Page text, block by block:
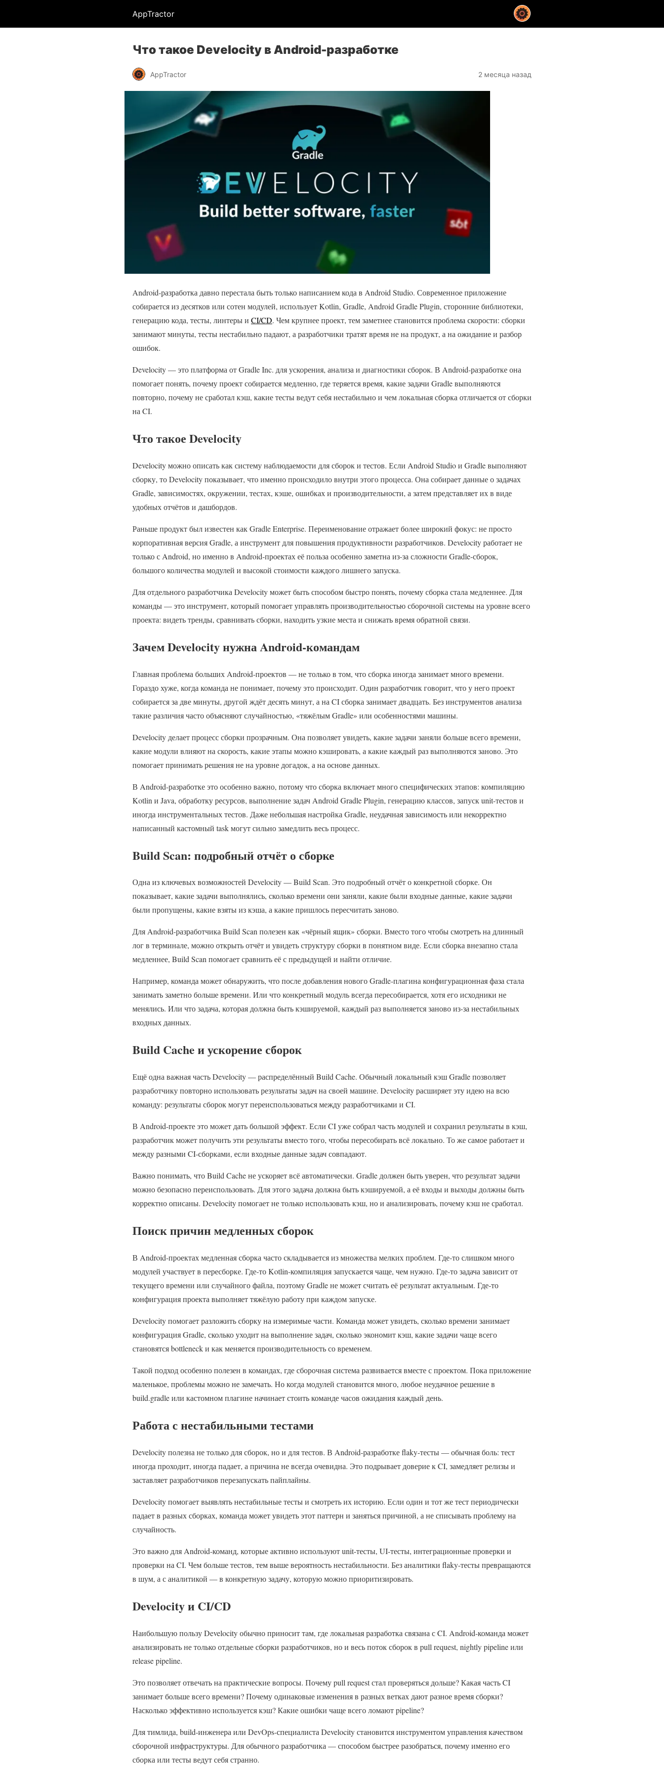
AppTractor
Что такое Develocity в Android-разработке
AppTractor 2 месяца назад
Android-разработка давно перестала быть только написанием кода в Android Studio. Современное приложение
собирается из десятков или сотен модулей, использует Kotlin, Gradle, Android Gradle Plugin, сторонние библиотеки,
генерацию кода, тесты, линтеры и CI/CD. Чем крупнее проект, тем заметнее становится проблема скорости: сборки
занимают минуты, тесты нестабильно падают, а разработчики тратят время не на продукт, а на ожидание и разбор
ошибок.
Develocity — это платформа от Gradle Inc. для ускорения, анализа и диагностики сборок. В Android-разработке она
помогает понять, почему проект собирается медленно, где теряется время, какие задачи Gradle выполняются
повторно, почему не сработал кэш, какие тесты ведут себя нестабильно и чем локальная сборка отличается от сборки
на CI.
Что такое Develocity
Develocity можно описать как систему наблюдаемости для сборок и тестов. Если Android Studio и Gradle выполняют
сборку, то Develocity показывает, что именно происходило внутри этого процесса. Она собирает данные о задачах
Gradle, зависимостях, окружении, тестах, кэше, ошибках и производительности, а затем представляет их в виде
удобных отчётов и дашбордов.
Раньше продукт был известен как Gradle Enterprise. Переименование отражает более широкий фокус: не просто
корпоративная версия Gradle, а инструмент для повышения продуктивности разработчиков. Develocity работает не
только с Android, но именно в Android-проектах её польза особенно заметна из-за сложности Gradle-сборок,
большого количества модулей и высокой стоимости каждого лишнего запуска.
Для отдельного разработчика Develocity может быть способом быстро понять, почему сборка стала медленнее. Для
команды — это инструмент, который помогает управлять производительностью сборочной системы на уровне всего
проекта: видеть тренды, сравнивать сборки, находить узкие места и снижать время обратной связи.
Зачем Develocity нужна Android-командам
Главная проблема больших Android-проектов — не только в том, что сборка иногда занимает много времени.
Гораздо хуже, когда команда не понимает, почему это происходит. Один разработчик говорит, что у него проект
собирается за две минуты, другой ждёт десять минут, а на CI сборка занимает двадцать. Без инструментов анализа
такие различия часто объясняют случайностью, «тяжёлым Gradle» или особенностями машины.
Develocity делает процесс сборки прозрачным. Она позволяет увидеть, какие задачи заняли больше всего времени,
какие модули влияют на скорость, какие этапы можно кэшировать, а какие каждый раз выполняются заново. Это
помогает принимать решения не на уровне догадок, а на основе данных.
В Android-разработке это особенно важно, потому что сборка включает много специфических этапов: компиляцию
Kotlin и Java, обработку ресурсов, выполнение задач Android Gradle Plugin, генерацию классов, запуск unit-тестов и
иногда инструментальных тестов. Даже небольшая настройка Gradle, неудачная зависимость или некорректно
написанный кастомный task могут сильно замедлить весь процесс.
Build Scan: подробный отчёт о сборке
Одна из ключевых возможностей Develocity — Build Scan. Это подробный отчёт о конкретной сборке. Он
показывает, какие задачи выполнялись, сколько времени они заняли, какие были входные данные, какие задачи
были пропущены, какие взяты из кэша, а какие пришлось пересчитать заново.
Для Android-разработчика Build Scan полезен как «чёрный ящик» сборки. Вместо того чтобы смотреть на длинный
лог в терминале, можно открыть отчёт и увидеть структуру сборки в понятном виде. Если сборка внезапно стала
медленнее, Build Scan помогает сравнить её с предыдущей и найти отличие.
Например, команда может обнаружить, что после добавления нового Gradle-плагина конфигурационная фаза стала
занимать заметно больше времени. Или что конкретный модуль всегда пересобирается, хотя его исходники не
менялись. Или что задача, которая должна быть кэшируемой, каждый раз выполняется заново из-за нестабильных
входных данных.
Build Cache и ускорение сборок
Ещё одна важная часть Develocity — распределённый Build Cache. Обычный локальный кэш Gradle позволяет
разработчику повторно использовать результаты задач на своей машине. Develocity расширяет эту идею на всю
команду: результаты сборок могут переиспользоваться между разработчиками и CI.
В Android-проекте это может дать большой эффект. Если CI уже собрал часть модулей и сохранил результаты в кэш,
разработчик может получить эти результаты вместо того, чтобы пересобирать всё локально. То же самое работает и
между разными CI-сборками, если входные данные задач совпадают.
Важно понимать, что Build Cache не ускоряет всё автоматически. Gradle должен быть уверен, что результат задачи
можно безопасно переиспользовать. Для этого задача должна быть кэшируемой, а её входы и выходы должны быть
корректно описаны. Develocity помогает не только использовать кэш, но и анализировать, почему кэш не сработал.
Поиск причин медленных сборок
В Android-проектах медленная сборка часто складывается из множества мелких проблем. Где-то слишком много
модулей участвует в пересборке. Где-то Kotlin-компиляция запускается чаще, чем нужно. Где-то задача зависит от
текущего времени или случайного файла, поэтому Gradle не может считать её результат актуальным. Где-то
конфигурация проекта выполняет тяжёлую работу при каждом запуске.
Develocity помогает разложить сборку на измеримые части. Команда может увидеть, сколько времени занимает
конфигурация Gradle, сколько уходит на выполнение задач, сколько экономит кэш, какие задачи чаще всего
становятся bottleneck и как меняется производительность со временем.
Такой подход особенно полезен в командах, где сборочная система развивается вместе с проектом. Пока приложение
маленькое, проблемы можно не замечать. Но когда модулей становится много, любое неудачное решение в
build.gradle или кастомном плагине начинает стоить команде часов ожидания каждый день.
Работа с нестабильными тестами
Develocity полезна не только для сборок, но и для тестов. В Android-разработке flaky-тесты — обычная боль: тест
иногда проходит, иногда падает, а причина не всегда очевидна. Это подрывает доверие к CI, замедляет релизы и
заставляет разработчиков перезапускать пайплайны.
Develocity помогает выявлять нестабильные тесты и смотреть их историю. Если один и тот же тест периодически
падает в разных сборках, команда может увидеть этот паттерн и заняться причиной, а не списывать проблему на
случайность.
Это важно для Android-команд, которые активно используют unit-тесты, UI-тесты, интеграционные проверки и
проверки на CI. Чем больше тестов, тем выше вероятность нестабильности. Без аналитики flaky-тесты превращаются
в шум, а с аналитикой — в конкретную задачу, которую можно приоритизировать.
Develocity и CI/CD
Наибольшую пользу Develocity обычно приносит там, где локальная разработка связана с CI. Android-команда может
анализировать не только отдельные сборки разработчиков, но и весь поток сборок в pull request, nightly pipeline или
release pipeline.
Это позволяет отвечать на практические вопросы. Почему pull request стал проверяться дольше? Какая часть CI
занимает больше всего времени? Почему одинаковые изменения в разных ветках дают разное время сборки?
Насколько эффективно используется кэш? Какие ошибки чаще всего ломают pipeline?
Для тимлида, build-инженера или DevOps-специалиста Develocity становится инструментом управления качеством
сборочной инфраструктуры. Для обычного разработчика — способом быстрее разобраться, почему именно его
сборка или тесты ведут себя странно.